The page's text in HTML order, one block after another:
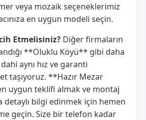
veya mozaik seçeneklerimiz
en uygun modeli seçin.
Etmelisiniz? Diğer firmaların
**Oluklu Köyü** gibi daha
aynı hız ve garanti
taşıyoruz. **Hazır Mezar
uygun teklifi almak ve montaj
detaylı bilgi edinmek için hemen
geçin. Size bir telefon kadar